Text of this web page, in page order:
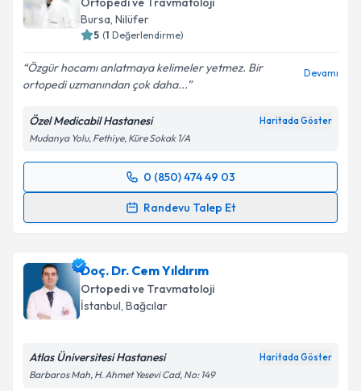
Bursa, Nilüfer
5 (1 Değerlendirme)
Özgür hocamı anlatmaya kelimeler yetmez. Bir
ortopedi uzmanından çok daha...
Devamı
Özel Medicabil Hastanesi Haritada Göster
Mudanya Yolu, Fethiye, Küre Sokak 1/A
0 (850) 474 49 03
Randevu Talep Et
Randevu Takvimi Talebi
takvim hazırlandığında e-posta ile bilgilendireceğiz.
E-posta Adresiniz
Kişisel verilerimin işlenmesine ilişkin
Doç. Dr. Cem Yıldırım
Ortopedi ve Travmatoloji
İstanbul, Bağcılar
Atlas Üniversitesi Hastanesi Haritada Göster
Barbaros Mah, H. Ahmet Yesevi Cad, No: 149